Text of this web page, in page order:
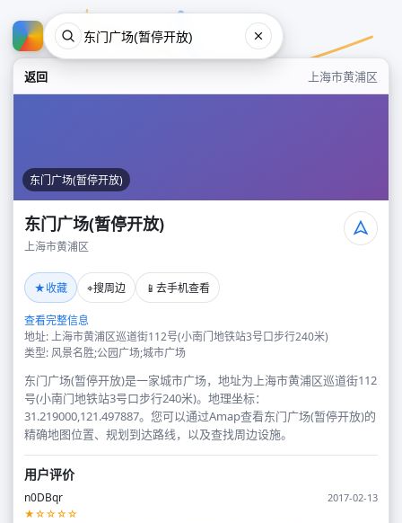
返回 上海市黄浦区
东门广场(暂停开放)
东门广场(暂停开放)
上海市黄浦区
★收藏 ⌖搜周边 📱 去手机查看
查看完整信息
地址: 上海市黄浦区巡道街112号(小南门地铁站3号口步行240米)
类型: 风景名胜;公园广场;城市广场
东门广场(暂停开放)是一家城市广场，地址为上海市黄浦区巡道街112
号(小南门地铁站3号口步行240米)。地理坐标：
31.219000,121.497887。您可以通过Amap查看东门广场(暂停开放)的
精确地图位置、规划到达路线，以及查找周边设施。
用户评价
n0DBqr
2017-02-13
★☆☆☆☆